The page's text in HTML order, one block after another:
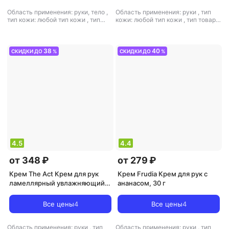
Область применения: руки, тело ,
тип кожи: любой тип кожи , тип
Область применения: руки , тип
кожи: любой тип кожи , тип товара:
СКИДКИ ДО 38 %
4.5
от 348 ₽
Крем The Act Крем для рук
ламеллярный увлажняющий
Все цены4
Область применения: руки , тип
СКИДКИ ДО40 %
4.4
от 279 ₽
Крем Frudia Крем для рук c
ананасом, 30 г
Все цены4
Область применения: руки , тип